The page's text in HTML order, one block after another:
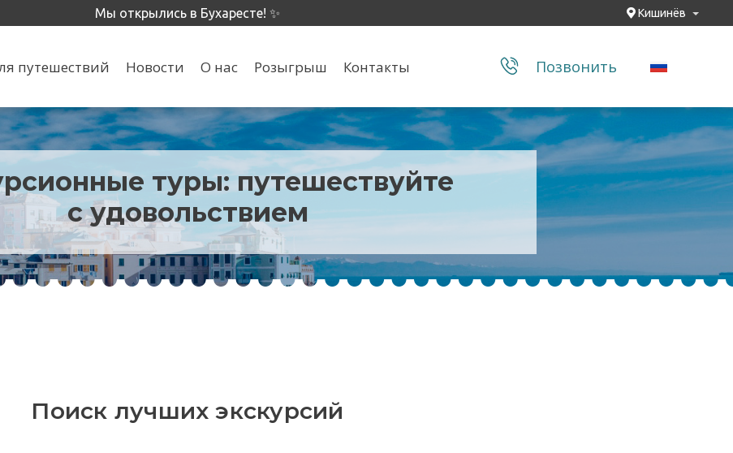
Мы открылись в Бухаресте! ✨ Кишинёв
путешествий Новости О нас Розыгрыш Контакты Позвонить
туры: путешествуйте
с удовольствием
Поиск лучших экскурсий